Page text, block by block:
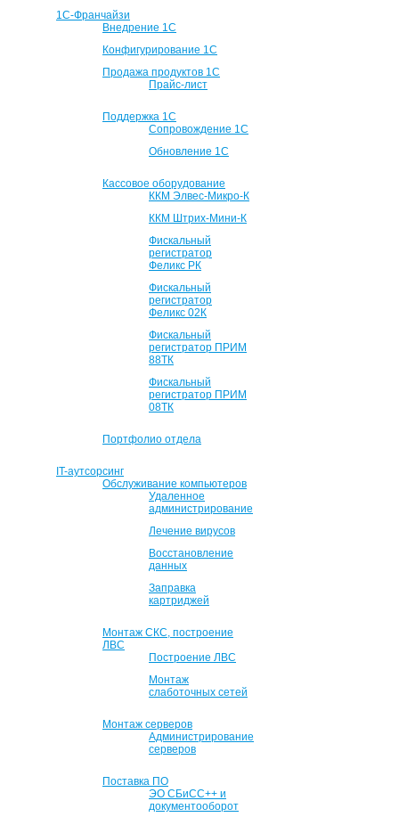
1С-Франчайзи
Внедрение 1С
Конфигурирование 1С
Продажа продуктов 1С
Прайс-лист
Поддержка 1С
Сопровождение 1С
Обновление 1С
Кассовое оборудование
ККМ Элвес-Микро-К
ККМ Штрих-Мини-К
Фискальный
регистратор
Феликс РК
Фискальный
регистратор
Феликс 02К
Фискальный
регистратор ПРИМ
88ТК
Фискальный
регистратор ПРИМ
08ТК
Портфолио отдела
IT-аутсорсинг
Обслуживание компьютеров
Удаленное
администрирование
Лечение вирусов
Восстановление
данных
Заправка
картриджей
Монтаж СКС, построение
ЛВС
Построение ЛВС
Монтаж
слаботочных сетей
Монтаж серверов
Администрирование
серверов
Поставка ПО
ЭО СБиСС++ и
документооборот